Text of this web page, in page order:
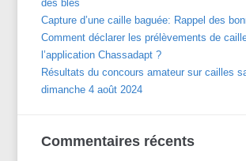
des blés
Capture d’une caille baguée: Rappel des
Comment déclarer les prélèvements de
l’application Chassadapt ?
Résultats du concours amateur sur cailles
dimanche 4 août 2024
Commentaires récents